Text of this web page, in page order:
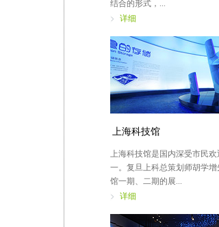
详细
结合的形式，...
详细
上海科技馆
上海科技馆是国内深受市民欢
一。复旦上科总策划师胡学
馆一期、二期的展...